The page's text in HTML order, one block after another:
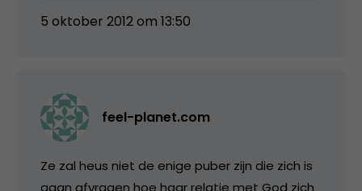
5 oktober 2012 om 13:50
feel-planet.com
Ze zal heus niet de enige puber zijn die zich is
gaan afvragen hoe haar relatie met God zich